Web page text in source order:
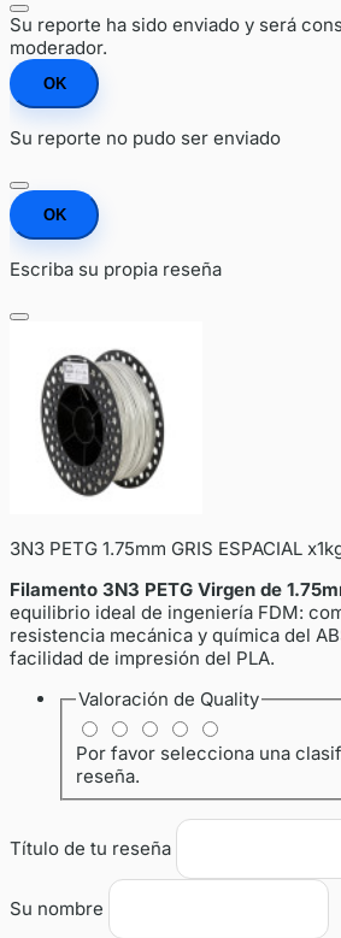
Su reporte ha sido enviado y será
moderador.
OK
Su reporte no pudo ser enviado
OK
Escriba su propia reseña
3N3 PETG 1.75mm GRIS ESPACIAL
Filamento 3N3 PETG Virgen de
equilibrio ideal de ingeniería FDM:
resistencia mecánica y química del
facilidad de impresión del PLA.
Valoración de Quality
Por favor selecciona una
reseña.
Título de tu reseña
Su nombre